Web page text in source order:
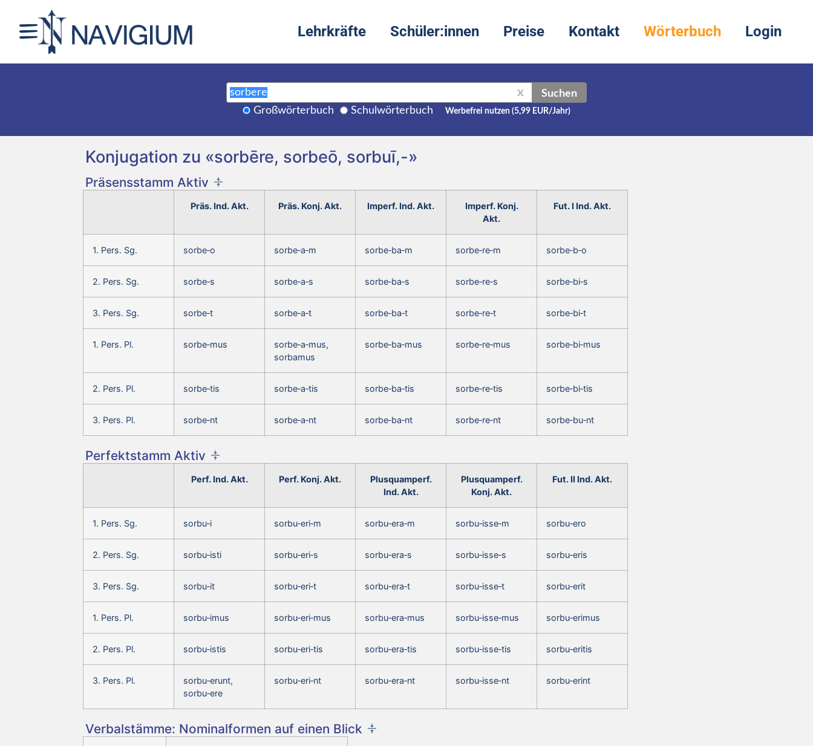
Lehrkräfte Schüler:innen Preise Kontakt Wörterbuch Login
X Suchen
Großwörterbuch Schulwörterbuch Werbefrei nutzen (5,99 EUR/Jahr)
Konjugation zu «sorbēre, sorbeō, sorbuī,-»
Präsensstamm Aktiv
Präs. Ind. Akt. Präs. Konj. Akt. Imperf. Ind. Akt.
Imperf. Konj.
Akt.
Fut. I Ind. Akt.
1. Pers. Sg. sorbe‑o sorbe‑a‑m sorbe‑ba‑m sorbe‑re‑m sorbe‑b‑o
2. Pers. Sg. sorbe‑s sorbe‑a‑s sorbe‑ba‑s sorbe‑re‑s sorbe‑bi‑s
3. Pers. Sg. sorbe‑t sorbe‑a‑t sorbe‑ba‑t sorbe‑re‑t sorbe‑bi‑t
1. Pers. Pl. sorbe‑mus
sorbe‑a‑mus,
sorbamus
sorbe‑ba‑mus sorbe‑re‑mus sorbe‑bi‑mus
2. Pers. Pl. sorbe‑tis sorbe‑a‑tis sorbe‑ba‑tis sorbe‑re‑tis sorbe‑bi‑tis
3. Pers. Pl. sorbe‑nt sorbe‑a‑nt sorbe‑ba‑nt sorbe‑re‑nt sorbe‑bu‑nt
Perfektstamm Aktiv
Perf. Ind. Akt. Perf. Konj. Akt.
Plusquamperf.
Ind. Akt.
Plusquamperf.
Konj. Akt.
Fut. II Ind. Akt.
1. Pers. Sg. sorbu‑i sorbu‑eri‑m sorbu‑era‑m sorbu‑isse‑m sorbu‑ero
2. Pers. Sg. sorbu‑isti sorbu‑eri‑s sorbu‑era‑s sorbu‑isse‑s sorbu‑eris
3. Pers. Sg. sorbu‑it sorbu‑eri‑t sorbu‑era‑t sorbu‑isse‑t sorbu‑erit
1. Pers. Pl. sorbu‑imus sorbu‑eri‑mus sorbu‑era‑mus sorbu‑isse‑mus sorbu‑erimus
2. Pers. Pl. sorbu‑istis sorbu‑eri‑tis sorbu‑era‑tis sorbu‑isse‑tis sorbu‑eritis
3. Pers. Pl.
sorbu‑erunt,
sorbu‑ere
sorbu‑eri‑nt sorbu‑era‑nt sorbu‑isse‑nt sorbu‑erint
Verbalstämme: Nominalformen auf einen Blick